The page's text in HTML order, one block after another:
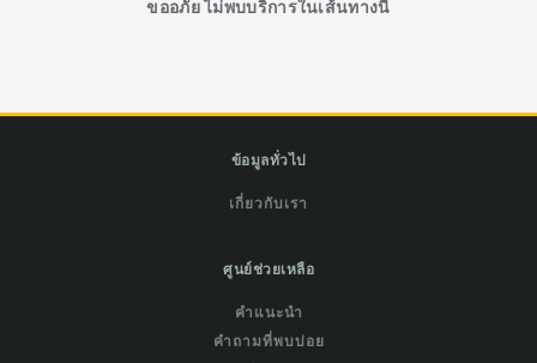
ขออภัย ไม่พบบริการในเส้นทางนี้
ข้อมูลทั่วไป
เกี่ยวกับเรา
ศูนย์ช่วยเหลือ
คำแนะนำ
คำถามที่พบบ่อย